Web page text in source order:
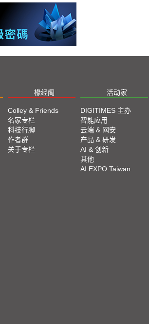
椽经阁 活动家
Colley & Friends
名家专栏
科技行脚
作者群
关于专栏
DIGITIMES 主办
智能应用
云端 & 网安
产品 & 研发
AI & 创新
其他
AI EXPO Taiwan